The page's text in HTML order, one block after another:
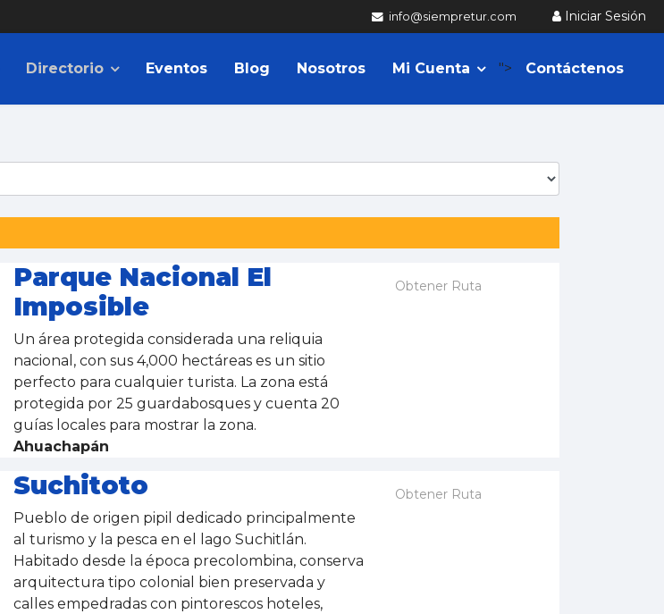
Iniciar Sesión
info@siempretur.com
Directorio Eventos Blog Nosotros Mi Cuenta "> Contáctenos
Parque Nacional El
Imposible
Un área protegida considerada una reliquia
nacional, con sus 4,000 hectáreas es un sitio
perfecto para cualquier turista. La zona está
protegida por 25 guardabosques y cuenta 20
guías locales para mostrar la zona.
Ahuachapán
Obtener Ruta
Suchitoto
Pueblo de origen pipil dedicado principalmente
al turismo y la pesca en el lago Suchitlán.
Habitado desde la época precolombina, conserva
arquitectura tipo colonial bien preservada y
calles empedradas con pintorescos hoteles,
Obtener Ruta